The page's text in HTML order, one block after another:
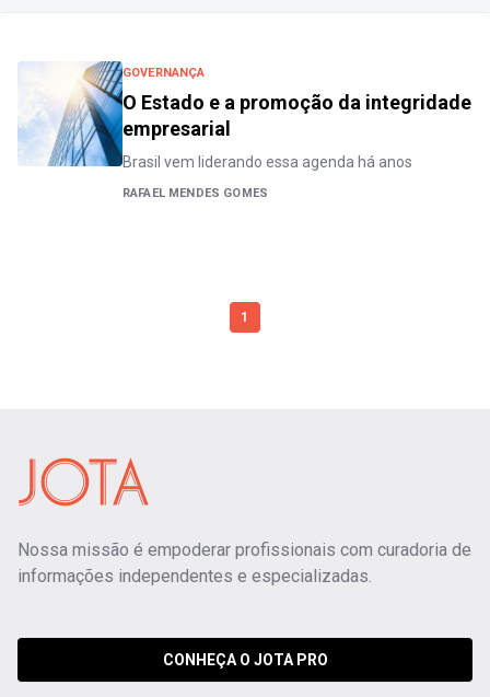
GOVERNANÇA
O Estado e a promoção da integridade
empresarial
Brasil vem liderando essa agenda há anos
RAFAEL MENDES GOMES
1
Nossa missão é empoderar profissionais com curadoria de
informações independentes e especializadas.
CONHEÇA O JOTA PRO